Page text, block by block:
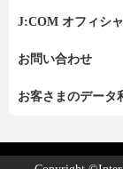
J:COM オフィシ
お問い合わせ
お客さまのデータ